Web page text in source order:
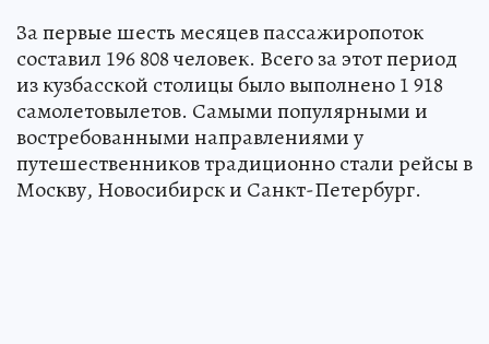
За первые шесть месяцев пассажиропоток
составил 196 808 человек. Всего за этот период
из кузбасской столицы было выполнено 1 918
самолетовылетов. Самыми популярными и
востребованными направлениями у
путешественников традиционно стали рейсы в
Москву, Новосибирск и Санкт-Петербург.